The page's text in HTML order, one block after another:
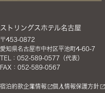
ストリングスホテル名古屋
〒453-0872
愛知県名古屋市中村区平池町4-60-7
TEL：052-589-0577（代表）
FAX：052-589-0567
宿泊約款企業情報 個人情報保護方針